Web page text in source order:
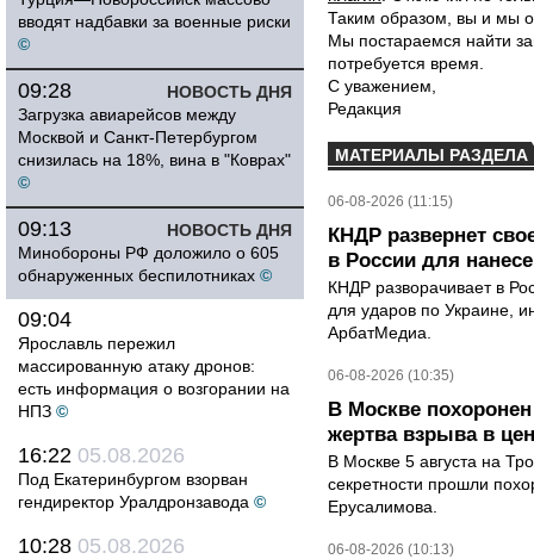
вводят надбавки за военные риски
©
НОВОСТЬ ДНЯ
09:28
Загрузка авиарейсов между
Москвой и Санкт-Петербургом
снизилась на 18%, вина в "Коврах"
©
НОВОСТЬ ДНЯ
09:13
Минобороны РФ доложило о 605
обнаруженных беспилотниках ©
09:04
Ярославль пережил
массированную атаку дронов:
есть информация о возгорании на
НПЗ ©
16:22 05.08.2026
Под Екатеринбургом взорван
гендиректор Уралдронзавода ©
10:28 05.08.2026
Таким образом, вы и мы
Мы постараемся найти
потребуется время.
С уважением,
Редакция
МАТЕРИАЛЫ РАЗДЕЛА
06-08-2026 (11:15)
КНДР развернет
в России для
КНДР разворачивает в
для ударов по Украине,
АрбатМедиа.
06-08-2026 (10:35)
В Москве
жертва взрыва в
В Москве 5 августа на
секретности прошли
Ерусалимова.
06-08-2026 (10:13)